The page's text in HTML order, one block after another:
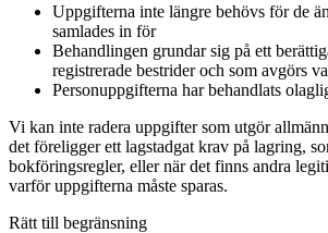
Uppgifterna inte längre behövs för de
samlades in för
Behandlingen grundar sig på ett
registrerade bestrider och som avgörs
Personuppgifterna har behandlats
Vi kan inte radera uppgifter som utgör
det föreligger ett lagstadgat krav på lagring,
bokföringsregler, eller när det finns andra
varför uppgifterna måste sparas.
Rätt till begränsning